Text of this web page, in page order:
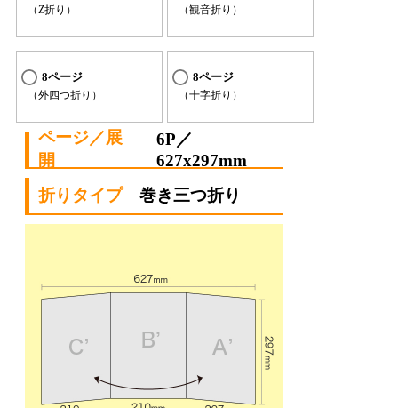
（Z折り） （観音折り）
8ページ
（外四つ折り）
8ページ
（十字折り）
6P／
627x297mm
巻き三つ折り